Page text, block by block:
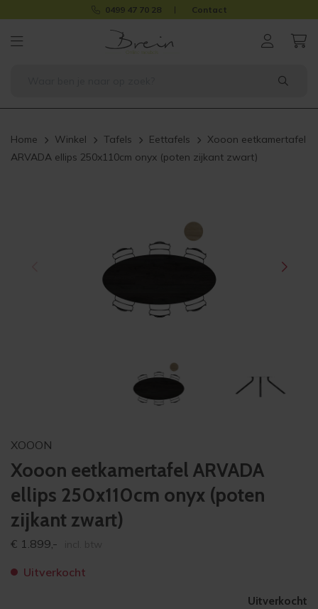
0499 47 70 28 Contact
Home Winkel Tafels Eettafels
Xooon eetkamertafel
ARVADA ellips 250x110cm onyx (poten zijkant zwart)
XOOON
Xooon eetkamertafel ARVADA
ellips 250x110cm onyx (poten
zijkant zwart)
€ 1.899,-
Uitverkocht
Uitverkocht